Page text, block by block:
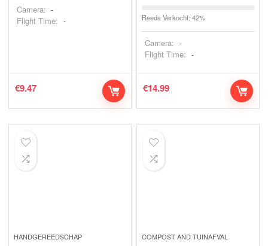
Camera: -
Flight Time: -
€9.47
Reeds Verkocht: 42%
Camera: -
Flight Time: -
€14.99
HANDGEREEDSCHAP COMPOST AND TUINAFVAL